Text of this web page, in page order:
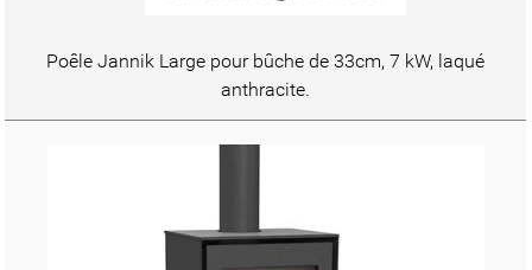
Poêle Jannik Large pour bûche de 33cm, 7 kW, laqué
anthracite.